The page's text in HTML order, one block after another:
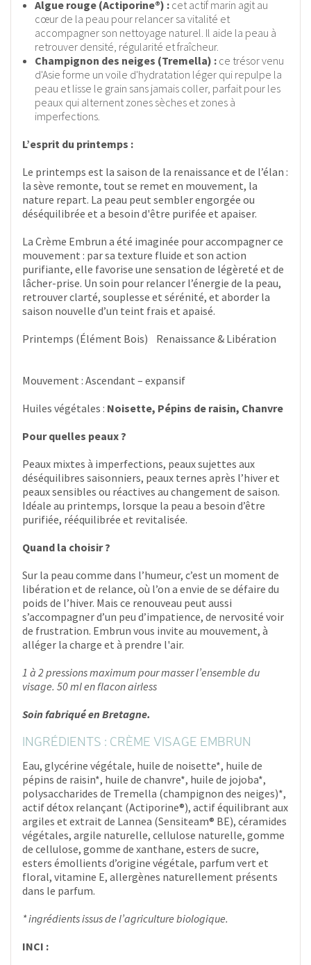
Algue rouge (Actiporine®) :cet actif marin agit au
cœur de la peau pour relancer sa vitalité et
accompagner son nettoyage naturel. Il aide la peau à
retrouver densité, régularité et fraîcheur.
Champignon des neiges (Tremella) :ce trésor venu
d'Asie forme un voile d'hydratation léger qui repulpe la
peau et lisse le grain sans jamais coller, parfait pour les
peaux qui alternent zones sèches et zones à
imperfections.
L’esprit du printemps :
Le printemps est la saison de la renaissance et de l’élan :
la sève remonte, tout se remet en mouvement, la
nature repart. La peau peut sembler engorgée ou
déséquilibrée et a besoin d'être purifée et apaiser.
La Crème Embrun a été imaginée pour accompagner ce
mouvement : par sa texture fluide et son action
purifiante, elle favorise une sensation de légèreté et de
lâcher-prise. Un soin pour relancer l’énergie de la peau,
retrouver clarté, souplesse et sérénité, et aborder la
saison nouvelle d’un teint frais et apaisé.
Printemps (Élément Bois) Renaissance & Libération
Mouvement : Ascendant – expansif
Huiles végétales : Noisette, Pépins de raisin, Chanvre
Pour quelles peaux ?
Peaux mixtes à imperfections, peaux sujettes aux
déséquilibres saisonniers, peaux ternes après l’hiver et
peaux sensibles ou réactives au changement de saison.
Idéale au printemps, lorsque la peau a besoin d’être
purifiée, rééquilibrée et revitalisée.
Quand la choisir ?
Sur la peau comme dans l’humeur, c’est un moment de
libération et de relance, où l’on a envie de se défaire du
poids de l’hiver. Mais ce renouveau peut aussi
s’accompagner d’un peu d’impatience, de nervosité voir
de frustration. Embrun vous invite au mouvement, à
alléger la charge et à prendre l'air.
1 à 2 pressions maximum pour masser l’ensemble du
visage. 50 ml en flacon airless
Soin fabriqué en Bretagne.
INGRÉDIENTS : CRÈME VISAGE EMBRUN
Eau, glycérine végétale, huile de noisette*, huile de
pépins de raisin*, huile de chanvre*, huile de jojoba*,
polysaccharides de Tremella (champignon des neiges)*,
actif détox relançant (Actiporine®), actif équilibrant aux
argiles et extrait de Lannea (Sensiteam® BE), céramides
végétales, argile naturelle, cellulose naturelle, gomme
de cellulose, gomme de xanthane, esters de sucre,
esters émollients d’origine végétale, parfum vert et
floral, vitamine E, allergènes naturellement présents
dans le parfum.
* ingrédients issus de l’agriculture biologique.
INCI :